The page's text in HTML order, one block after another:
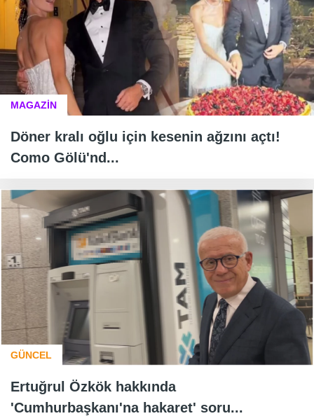
MAGAZİN
Döner kralı oğlu için kesenin ağzını açtı!
Como Gölü'nd...
GÜNCEL
Ertuğrul Özkök hakkında
'Cumhurbaşkanı'na hakaret' soru...